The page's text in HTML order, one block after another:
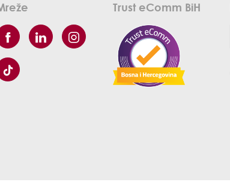
Trust eComm BiH